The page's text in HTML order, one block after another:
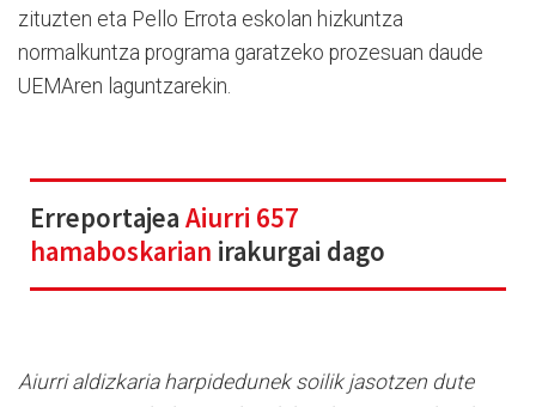
zituzten eta Pello Errota eskolan hizkuntza
normalkuntza programa garatzeko prozesuan daude
UEMAren laguntzarekin.
ErreportajeaAiurri 657
hamaboskarian irakurgai dago
Aiurri aldizkaria harpidedunek soilik jasotzen dute